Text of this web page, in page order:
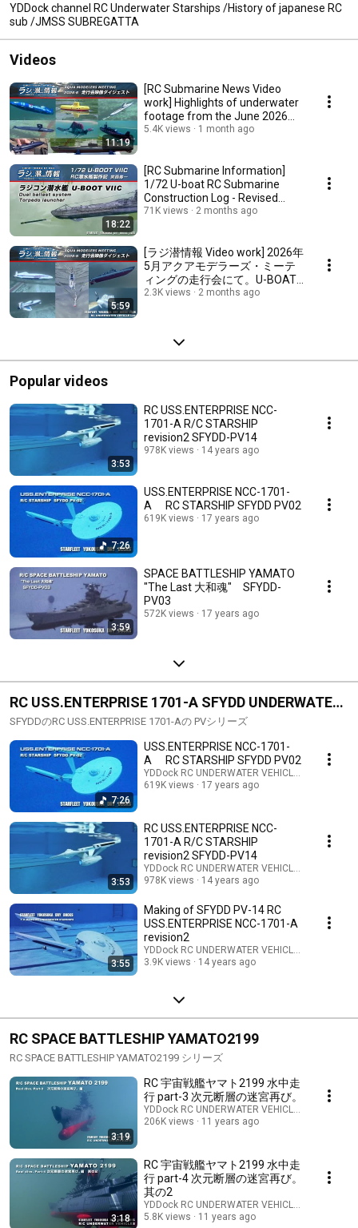
YDDock channel RC Underwater Starships /History of japanese RC
sub /JMSS SUBREGATTA
Videos
11:19
[RC Submarine News Video
work] Highlights of underwater
footage from the June 2026
Aqua Modelers ...
5.4K views 1 month ago
18:22
[RC Submarine Information]
1/72 U-boat RC Submarine
Construction Log - Revised
Edition: Mr. Miyan...
71K views 2 months ago
5:59
[ラジ潜情報 Video work] 2026年
5月アクアモデラーズ・ミーテ
ィングの走行会にて。U-BOAT
XXIII /イ号401/スピノサウルス/
2.3K views 2 months ago
Popular videos
3:53
RC USS.ENTERPRISE NCC-
1701-A R/C STARSHIP
revision2 SFYDD-PV14
978K views 14 years ago
7:26
USS.ENTERPRISE NCC-1701-
A RC STARSHIP SFYDD PV02
619K views 17 years ago
3:59
SPACE BATTLESHIP YAMATO
"The Last 大和魂" SFYDD-
PV03
572K views 17 years ago
RC USS.ENTERPRISE 1701-A SFYDD UNDERWATER
STARSHIPSFYDDのRC USS.ENTERPRISE 1701-Aの PVシリーズ
7:26
USS.ENTERPRISE NCC-1701-
A RC STARSHIP SFYDD PV02
YDDock RC UNDERWATER VEHICLES lab / ラジ
619K views
17 years ago
3:53
RC USS.ENTERPRISE NCC-
1701-A R/C STARSHIP
revision2 SFYDD-PV14
YDDock RC UNDERWATER VEHICLES lab / ラジ
978K views
14 years ago
3:55
Making of SFYDD PV-14 RC
USS.ENTERPRISE NCC-1701-A
revision2
YDDock RC UNDERWATER VEHICLES lab / ラジ
3.9K views
14 years ago
RC SPACE BATTLESHIP YAMATO2199
RC SPACE BATTLESHIP YAMATO2199 シリーズ
3:19
RC 宇宙戦艦ヤマト2199 水中走
行 part-3 次元断層の迷宮再び。
YDDock RC UNDERWATER VEHICLES lab / ラジ
206K views
11 years ago
3:18
RC 宇宙戦艦ヤマト2199 水中走
行 part-4 次元断層の迷宮再び。
其の2
YDDock RC UNDERWATER VEHICLES lab / ラジ
5.8K views
11 years ago